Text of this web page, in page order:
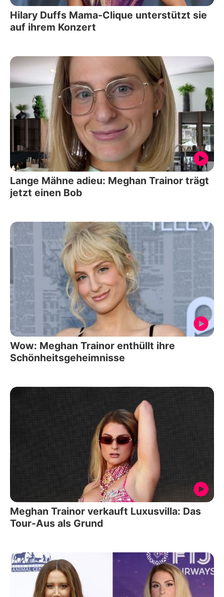
Hilary Duffs Mama-Clique unterstützt sie
auf ihrem Konzert
Lange Mähne adieu: Meghan Trainor trägt
jetzt einen Bob
Wow: Meghan Trainor enthüllt ihre
Schönheitsgeheimnisse
Meghan Trainor verkauft Luxusvilla: Das
Tour-Aus als Grund